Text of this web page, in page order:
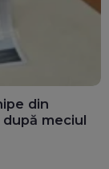
din
meciul